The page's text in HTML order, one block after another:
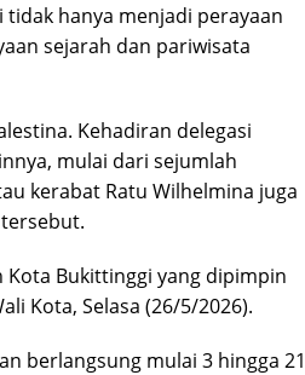
hanya menjadi perayaan
sejarah dan pariwisata
Kehadiran delegasi
mulai dari sejumlah
kerabat Ratu Wilhelmina juga
Bukittinggi yang dipimpin
Kota, Selasa (26/5/2026).
berlangsung mulai 3 hingga 21